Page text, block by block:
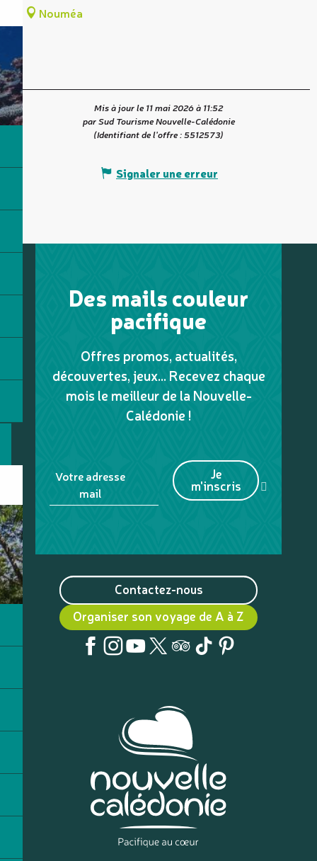
Nouméa
Mis à jour le 11 mai 2026 à 11:52
par Sud Tourisme Nouvelle-Calédonie
(Identifiant de l'offre :5512573)
Signaler une erreur
Des mails couleur
pacifique
Offres promos, actualités,
découvertes, jeux... Recevez chaque
mois le meilleur de la Nouvelle-
Calédonie !
Votre adresse
mail
Je
m'inscris
Contactez-nous
Organiser son voyage de A à Z